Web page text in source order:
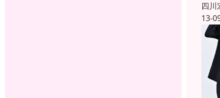
四川
13-